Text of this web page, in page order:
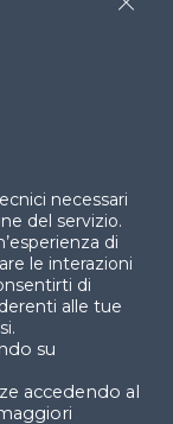
necessari
del servizio.
di
le interazioni
di
alle tue
su
accedendo al